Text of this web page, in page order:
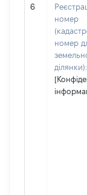
6
номер
номер
ділянки):